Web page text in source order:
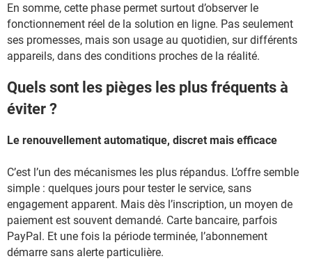
En somme, cette phase permet surtout d’observer le
fonctionnement réel de la solution en ligne. Pas seulement
ses promesses, mais son usage au quotidien, sur différents
appareils, dans des conditions proches de la réalité.
Quels sont les pièges les plus fréquents à
éviter ?
Le renouvellement automatique, discret mais efficace
C’est l’un des mécanismes les plus répandus. L’offre semble
simple : quelques jours pour tester le service, sans
engagement apparent. Mais dès l’inscription, un moyen de
paiement est souvent demandé. Carte bancaire, parfois
PayPal. Et une fois la période terminée, l’abonnement
démarre sans alerte particulière.